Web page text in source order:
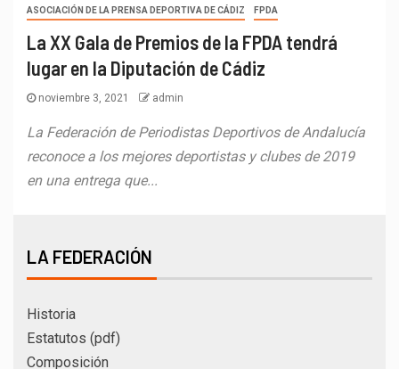
ASOCIACIÓN DE LA PRENSA DEPORTIVA DE CÁDIZ FPDA
La XX Gala de Premios de la FPDA tendrá
lugar en la Diputación de Cádiz
noviembre 3, 2021 admin
La Federación de Periodistas Deportivos de Andalucía
reconoce a los mejores deportistas y clubes de 2019
en una entrega que...
LA FEDERACIÓN
Historia
Estatutos (pdf)
Composición